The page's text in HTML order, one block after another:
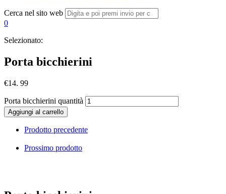
Cerca nel sito web
0
Selezionato:
Porta bicchierini
€14. 99
Porta bicchierini quantità
Aggiungi al carrello
Prodotto precedente
Prossimo prodotto